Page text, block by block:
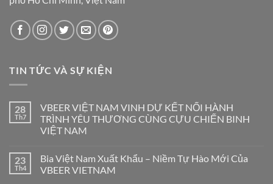
TIN TỨC VÀ SỰ KIỆN
28
Th7
VBEER VIỆT NAM VINH DỰ KẾT NỐI HÀNH
TRÌNH YÊU THƯƠNG CÙNG CỰU CHIẾN BINH
VIỆT NAM
23
Th4
Bia Việt Nam Xuất Khẩu – Niềm Tự Hào Mới Của
VBEER VIETNAM